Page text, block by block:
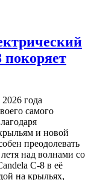
покоряет
года
самого
и новой
преодолевать
над волнами со
C-8 в её
на крыльях,